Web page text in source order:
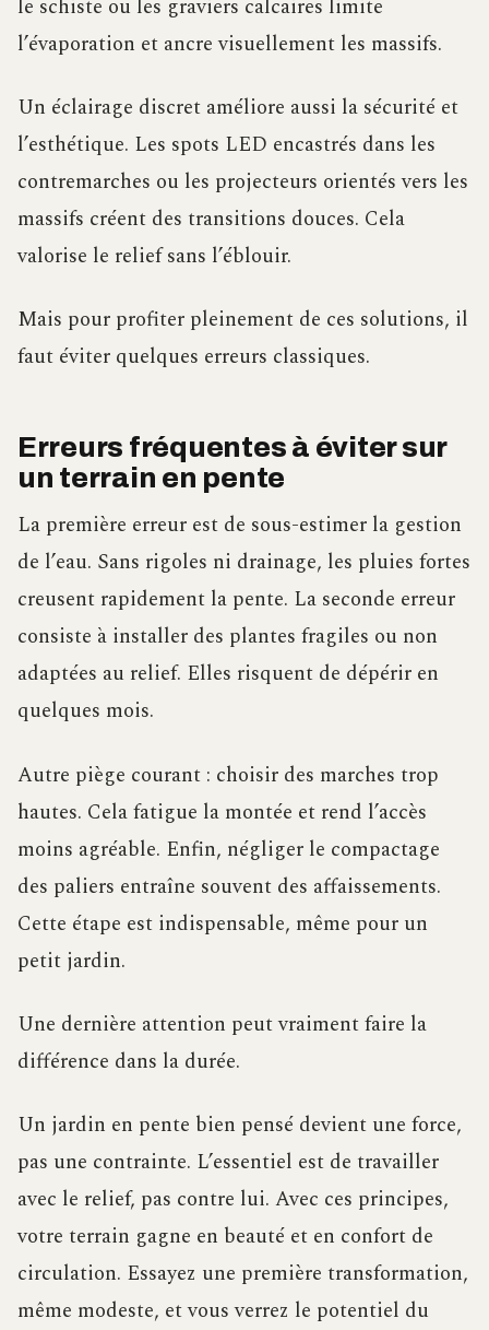
le schiste ou les graviers calcaires limite
l’évaporation et ancre visuellement les massifs.
Un éclairage discret améliore aussi la sécurité et
l’esthétique. Les spots LED encastrés dans les
contremarches ou les projecteurs orientés vers les
massifs créent des transitions douces. Cela
valorise le relief sans l’éblouir.
Mais pour profiter pleinement de ces solutions, il
faut éviter quelques erreurs classiques.
Erreurs fréquentes à éviter sur
un terrain en pente
La première erreur est de sous-estimer la gestion
de l’eau. Sans rigoles ni drainage, les pluies fortes
creusent rapidement la pente. La seconde erreur
consiste à installer des plantes fragiles ou non
adaptées au relief. Elles risquent de dépérir en
quelques mois.
Autre piège courant : choisir des marches trop
hautes. Cela fatigue la montée et rend l’accès
moins agréable. Enfin, négliger le compactage
des paliers entraîne souvent des affaissements.
Cette étape est indispensable, même pour un
petit jardin.
Une dernière attention peut vraiment faire la
différence dans la durée.
Un jardin en pente bien pensé devient une force,
pas une contrainte. L’essentiel est de travailler
avec le relief, pas contre lui. Avec ces principes,
votre terrain gagne en beauté et en confort de
circulation. Essayez une première transformation,
même modeste, et vous verrez le potentiel du